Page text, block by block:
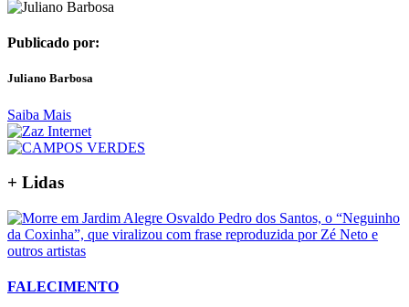
Publicado por:
Juliano Barbosa
Saiba Mais
+ Lidas
FALECIMENTO